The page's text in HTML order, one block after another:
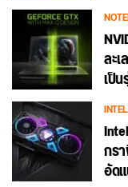
ละ
เป็
INTEL
กร
อัด